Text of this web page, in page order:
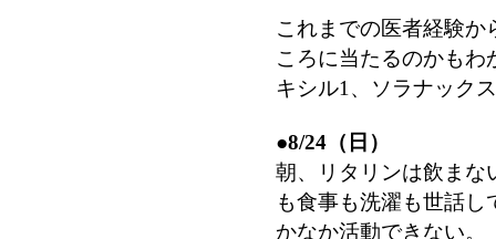
これまでの医者経験
ころに当たるのかも
キシル1、ソラナック
●8/24（日）
朝、リタリンは飲まな
も食事も洗濯も世話
かなか活動できない。